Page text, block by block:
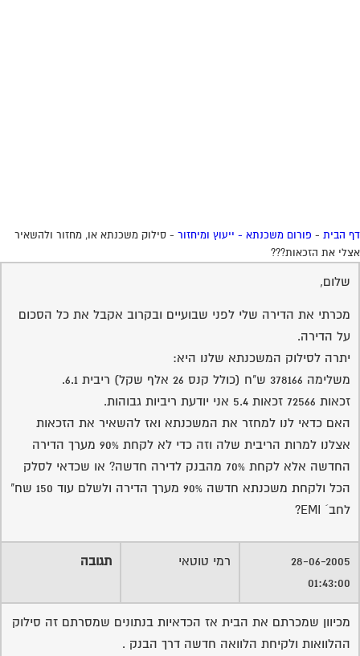
הבית- פורום משכנתא - ייעוץ ומיחזור- סילוק משכנתא או, מחזור ולהשאיר
את הזכאות???
שלום,
מכרתי את הדירה שלי לפני שבועיים ובקרוב אקבל את כל הסכום
על הדירה.
יתרה לסילוק המשכנתא שלנו היא:
משלימה 378166 ש"ח (כולל קנס 26 אלף שקל) ריבית 6.1.
זכאות 72566 זכאות 5.4 אני יודעת ריביות גבוהות.
האם כדאי לנו למחזר את המשכנתא ואז להשאיר את הזכאות
אצלנו למרות הריבית שלה וזה כדי לא לקחת 90% מערך הדירה
החדשה אלא לקחת 70% מהבנק לדירה חדשה? או שכדאי לסלק
הכל ולקחת משכנתא חדשה 90% מערך הדירה ולשלם עוד 150 שח"
לחב´ EMI?
28-06-2005
01:43:00
רמי טוטאי תגובה
מכיוון שמכרתם את הבית אז הכדאיות בנתונים שמסרתם זה סילוק
ההלוואות ולקיחת הלוואה חדשה דרך הבנק .